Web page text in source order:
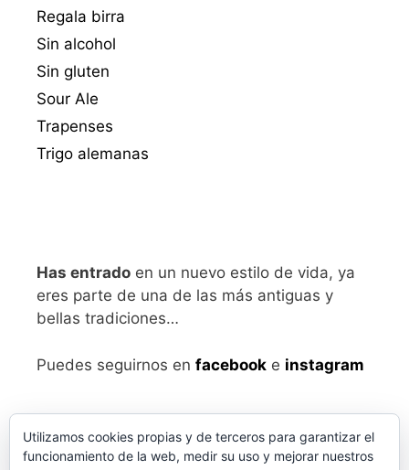
Regala birra
Sin alcohol
Sin gluten
Sour Ale
Trapenses
Trigo alemanas
Has entrado en un nuevo estilo de vida, ya
eres parte de una de las más antiguas y
bellas tradiciones…
Puedes seguirnos en facebook e instagram
Utilizamos cookies propias y de terceros para garantizar el
funcionamiento de la web, medir su uso y mejorar nuestros